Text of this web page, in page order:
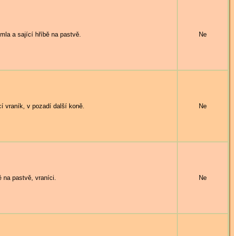
a sající hříbě na pastvě. Ne
vraník, v pozadí další koně. Ne
na pastvě, vraníci. Ne